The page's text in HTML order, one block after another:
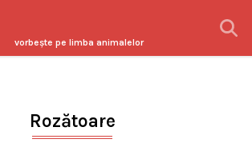
vorbeşte pe limba animalelor
Rozătoare